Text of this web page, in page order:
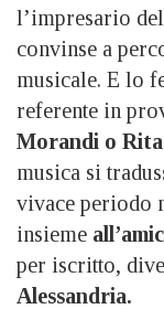
l’impresario
convinse a
musicale. E lo
referente in
Morandi o
musica si
vivace periodo
insieme
per iscritto,
Alessandria.